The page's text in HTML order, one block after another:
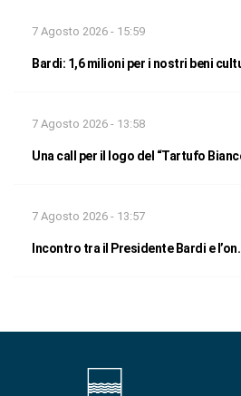
7 Agosto 2026 - 15:59
Bardi: 1,6 milioni per i nostri beni
7 Agosto 2026 - 13:58
Una call per il logo del “Tartufo
7 Agosto 2026 - 13:57
Incontro tra il Presidente Bardi e